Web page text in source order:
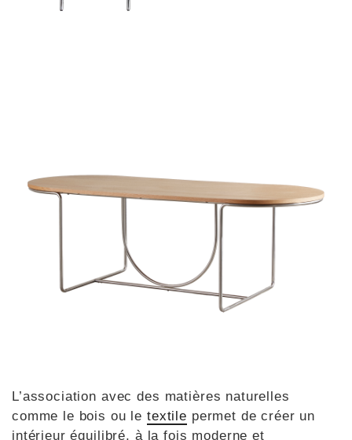
L’association avec des matières naturelles
comme le bois ou letextile permet de créer un
intérieur équilibré, à la fois moderne et